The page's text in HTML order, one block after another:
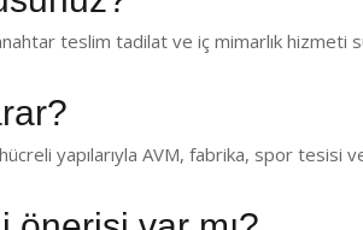
teslim tadilat ve iç mimarlık hizmeti
yapılarıyla AVM, fabrika, spor tesisi